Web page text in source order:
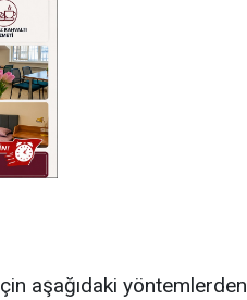
aşağıdaki yöntemlerden